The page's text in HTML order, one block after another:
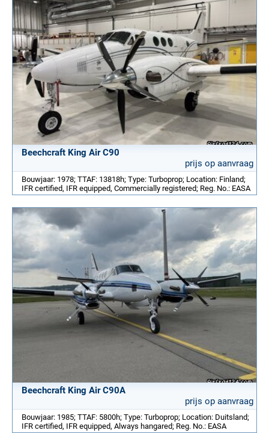
Beechcraft King Air C90
prijs op aanvraag
Bouwjaar: 1978; TTAF: 13818h; Type: Turboprop; Location: Finland;
IFR certified, IFR equipped, Commercially registered; Reg. No.: EASA
Beechcraft King Air C90A
prijs op aanvraag
Bouwjaar: 1985; TTAF: 5800h; Type: Turboprop; Location: Duitsland;
IFR certified, IFR equipped, Always hangared; Reg. No.: EASA